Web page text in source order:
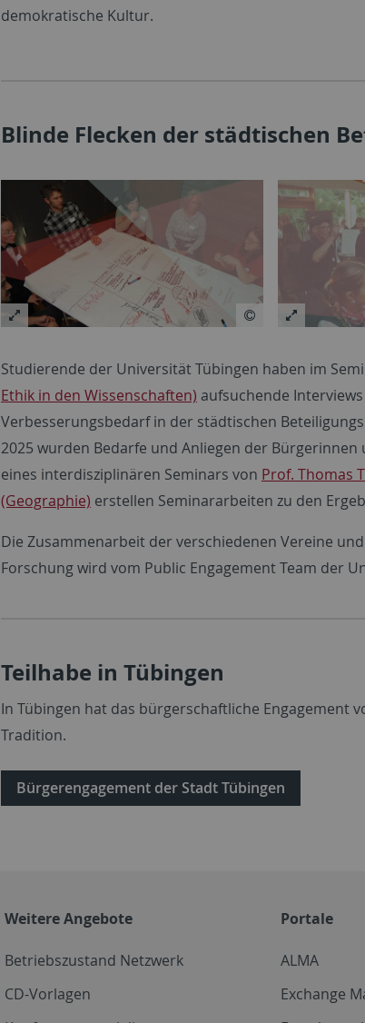
demokratische Kultur.
Blinde Flecken der städtischen
Studierende der Universität Tübingen haben im
Ethik in den Wissenschaften) aufsuchende
Verbesserungsbedarf in der städtischen
2025 wurden Bedarfe und Anliegen der
eines interdisziplinären Seminars von Prof. Thomas
(Geographie) erstellen Seminararbeiten zu den
Die Zusammenarbeit der verschiedenen Vereine
Forschung wird vom Public Engagement Team der
Teilhabe in Tübingen
In Tübingen hat das bürgerschaftliche Engagement
Tradition.
Bürgerengagement der Stadt Tübingen
Weitere Angebote
Betriebszustand Netzwerk
CD-Vorlagen
Portale
ALMA
Exchange